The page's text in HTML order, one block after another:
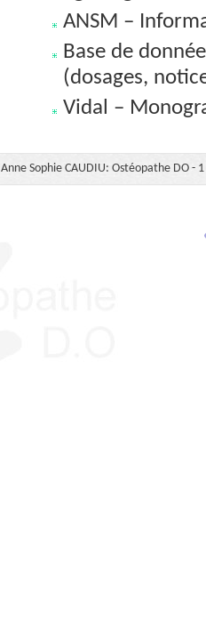
ANSM –
Base de
(dosages,
Vidal –
Anne Sophie CAUDIU: Ostéopathe DO -